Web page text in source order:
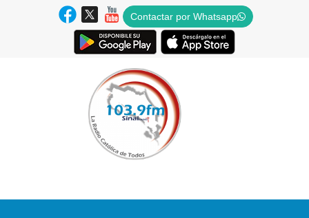
Contactar por Whatsapp